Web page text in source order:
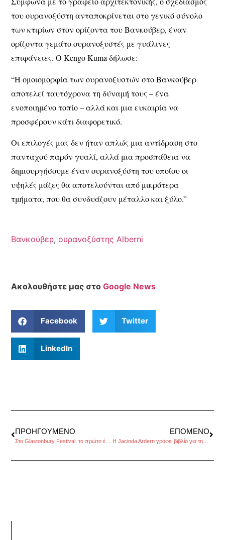
του ουρανοξύστη ανταποκρίνεται στο γενικό σύνολο
των κτιρίων στον ορίζοντα του Βανκούβερ, έναν
ορίζοντα γεμάτο ουρανοξυστές με γυάλινες
επιφάνειες. Ο Kengo Kuma δήλωσε:
“Η ομοιομορφία των ουρανοξυστών στο Βανκούβερ
αποτελεί ταυτόχρονα τη δύναμή τους – ένα
ενοποιημένο τοπίο – αλλά και μια ευκαιρία να
προσφέρουν κάτι διαφορετικό.
Οι επιλογές μας δεν ήταν απλώς μια αντίδραση στο
πανταχού παρόν γυαλί, αλλά μια προσπάθεια να
δημιουργήσουμε έναν ουρανοξύστη του οποίου οι
υψηλές μάζες θα αποτελούνται από μικρότερα
τμήματα, που θα συνδυάζουν μέταλλο και ξύλο.”
Βανκούβερ,ουρανοξύστης Alberni
Ακολουθήστε μας στοGoogle News
Facebook Twitter
LinkedIn
ΠΡΟΗΓΟΎΜΕΝΟ ΕΠΌΜΕΝΟ
Η Jacinda Ardern γράφει βιβλίο για την ηγεσία